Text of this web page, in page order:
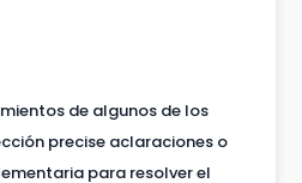
de algunos de los
precise aclaraciones o
para resolver el